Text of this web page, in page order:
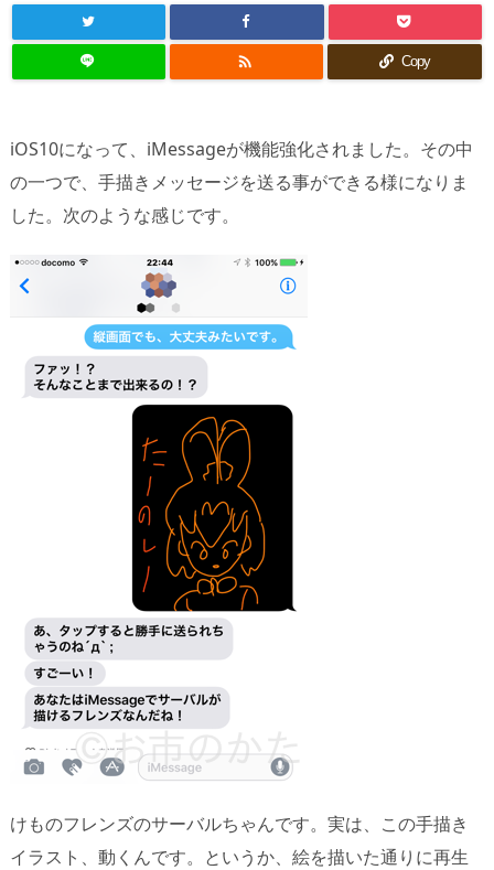
 Copy
iOS10になって、iMessageが機能強化されました。その中
の一つで、手描きメッセージを送る事ができる様になりま
した。次のような感じです。
けものフレンズのサーバルちゃんです。実は、この手描き
イラスト、動くんです。というか、絵を描いた通りに再生